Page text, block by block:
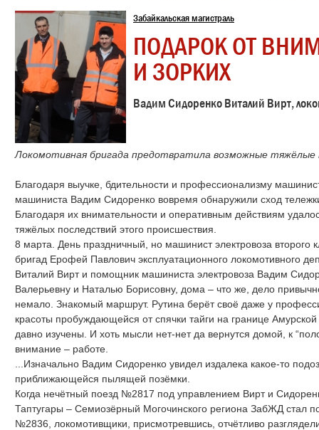
Забайкальская магистраль
ПОДАРОК ОТ
И ЗОРКИХ
Вадим Сидоренко Виталий Вирт,
Локомотивная бригада предотвратила возможные тяжёлые
Благодаря выучке, бдительности и профессионализму
машиниста Вадим Сидоренко вовремя обнаружили сход
Благодаря их внимательности и оперативным действиям
тяжёлых последствий этого происшествия.
8 марта. День праздничный, но машинист электровоза второго
бригад Ерофей Павлович эксплуатационного локомотивного
Виталий Вирт и помощник машиниста электровоза Вадим
Валерьевну и Наталью Борисовну, дома – что же, дело
немало. Знакомый маршрут. Рутина берёт своё даже у
красоты пробуждающейся от спячки тайги на границе
давно изучены. И хоть мысли нет-нет да вернутся домой, к
внимание – работе.
...Изначально Вадим Сидоренко увидел издалека какое-то
приближающейся пылящей позёмки.
Когда нечётный поезд №2817 под управлением Вирт и
Таптугары – Семиозёрный Могочинского региона ЗабЖД стал
№2836, локомотивщики, присмотревшись, отчётливо